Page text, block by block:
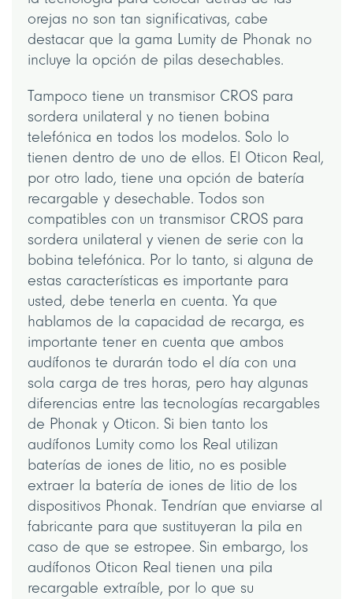
orejas no son tan significativas, cabe
destacar que la gama Lumity de Phonak no
incluye la opción de pilas desechables.
Tampoco tiene un transmisor CROS para
sordera unilateral y no tienen bobina
telefónica en todos los modelos. Solo lo
tienen dentro de uno de ellos. El Oticon Real,
por otro lado, tiene una opción de batería
recargable y desechable. Todos son
compatibles con un transmisor CROS para
sordera unilateral y vienen de serie con la
bobina telefónica. Por lo tanto, si alguna de
estas características es importante para
usted, debe tenerla en cuenta. Ya que
hablamos de la capacidad de recarga, es
importante tener en cuenta que ambos
audífonos te durarán todo el día con una
sola carga de tres horas, pero hay algunas
diferencias entre las tecnologías recargables
de Phonak y Oticon. Si bien tanto los
audífonos Lumity como los Real utilizan
baterías de iones de litio, no es posible
extraer la batería de iones de litio de los
dispositivos Phonak. Tendrían que enviarse al
fabricante para que sustituyeran la pila en
caso de que se estropee. Sin embargo, los
audífonos Oticon Real tienen una pila
recargable extraíble, por lo que su